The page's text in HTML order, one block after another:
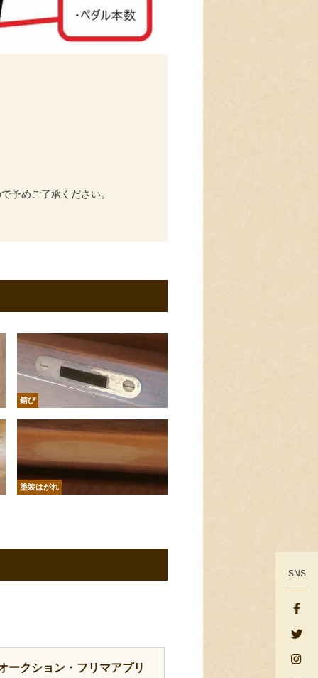
予めご了承ください。
錆び
塗装はがれ
ークション・フリマアプリ
SNS